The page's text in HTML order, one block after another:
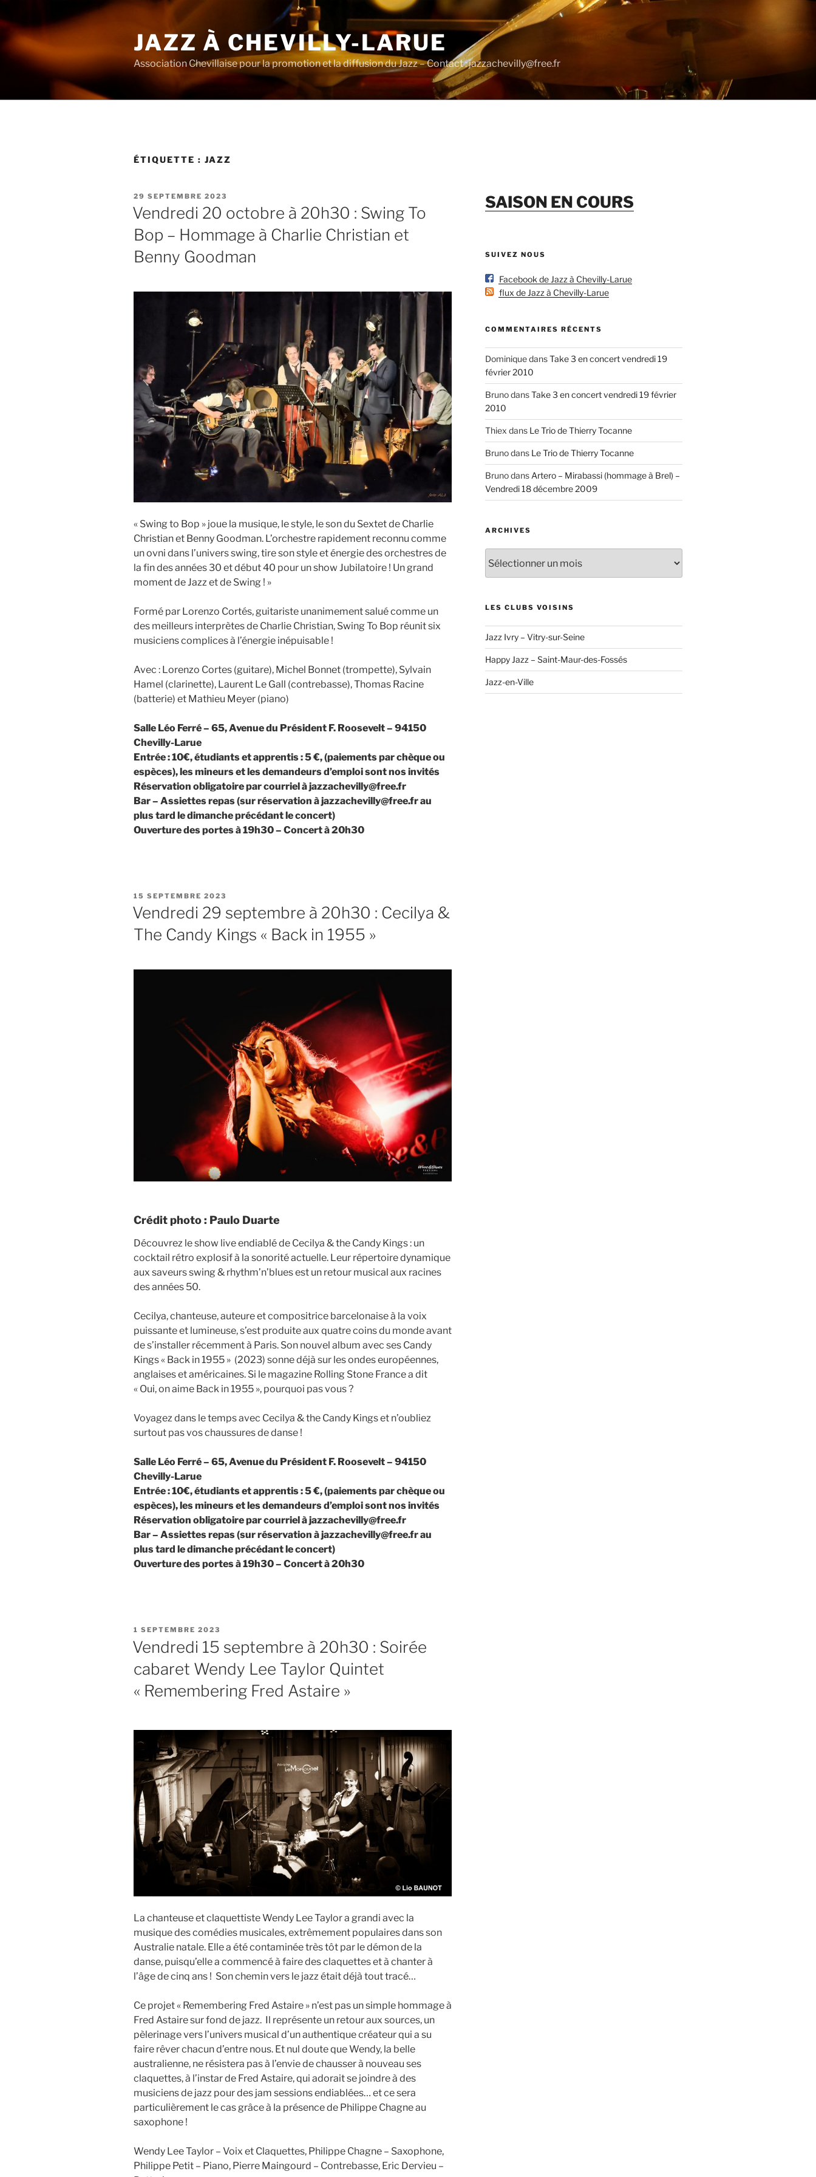
au
contenu
principal
JAZZ À CHEVILLY-LARUE
Association Chevillaise pour la promotion et la diffusion du Jazz – Contact : jazzachevilly@free.fr
ÉTIQUETTE : JAZZ
PUBLIÉ
LE
29 SEPTEMBRE 2023
Vendredi 20 octobre à 20h30 : Swing To
Bop – Hommage à Charlie Christian et
Benny Goodman
« Swing to Bop » joue la musique, le style, le son du Sextet de Charlie
Christian et Benny Goodman. L’orchestre rapidement reconnu comme
un ovni dans l’univers swing, tire son style et énergie des orchestres de
la fin des années 30 et début 40 pour un show Jubilatoire ! Un grand
moment de Jazz et de Swing ! »
Formé par Lorenzo Cortés, guitariste unanimement salué comme un
des meilleurs interprètes de Charlie Christian, Swing To Bop réunit six
musiciens complices à l’énergie inépuisable !
Avec : Lorenzo Cortes (guitare), Michel Bonnet (trompette), Sylvain
Hamel (clarinette), Laurent Le Gall (contrebasse), Thomas Racine
(batterie) et Mathieu Meyer (piano)
Salle Léo Ferré – 65, Avenue du Président F. Roosevelt – 94150
Chevilly-Larue
Entrée : 10€, étudiants et apprentis : 5 €, (paiements par chèque ou
espèces), les mineurs et les demandeurs d’emploi sont nos invités
Réservation obligatoire par courriel à jazzachevilly@free.fr
Bar – Assiettes repas (sur réservation à jazzachevilly@free.fr au
plus tard le dimanche précédant le concert)
Ouverture des portes à 19h30 – Concert à 20h30
PUBLIÉ
LE
15 SEPTEMBRE 2023
Vendredi 29 septembre à 20h30 : Cecilya &
The Candy Kings « Back in 1955 »
Crédit photo : Paulo Duarte
Découvrez le show live endiablé de Cecilya & the Candy Kings : un
cocktail rétro explosif à la sonorité actuelle. Leur répertoire dynamique
aux saveurs swing & rhythm’n’blues est un retour musical aux racines
des années 50.
Cecilya, chanteuse, auteure et compositrice barcelonaise à la voix
puissante et lumineuse, s’est produite aux quatre coins du monde avant
de s’installer récemment à Paris. Son nouvel album avec ses Candy
Kings « Back in 1955 » (2023) sonne déjà sur les ondes européennes,
anglaises et américaines. Si le magazine Rolling Stone France a dit
« Oui, on aime Back in 1955 », pourquoi pas vous ?
Voyagez dans le temps avec Cecilya & the Candy Kings et n’oubliez
surtout pas vos chaussures de danse !
Salle Léo Ferré – 65, Avenue du Président F. Roosevelt – 94150
Chevilly-Larue
Entrée : 10€, étudiants et apprentis : 5 €, (paiements par chèque ou
espèces), les mineurs et les demandeurs d’emploi sont nos invités
Réservation obligatoire par courriel à jazzachevilly@free.fr
Bar – Assiettes repas (sur réservation à jazzachevilly@free.fr au
plus tard le dimanche précédant le concert)
Ouverture des portes à 19h30 – Concert à 20h30
PUBLIÉ
LE
1 SEPTEMBRE 2023
Vendredi 15 septembre à 20h30 : Soirée
cabaret Wendy Lee Taylor Quintet
« Remembering Fred Astaire »
La chanteuse et claquettiste Wendy Lee Taylor a grandi avec la
musique des comédies musicales, extrêmement populaires dans son
Australie natale. Elle a été contaminée très tôt par le démon de la
danse, puisqu’elle a commencé à faire des claquettes et à chanter à
l’âge de cinq ans ! Son chemin vers le jazz était déjà tout tracé…
Ce projet « Remembering Fred Astaire » n’est pas un simple hommage à
Fred Astaire sur fond de jazz. Il représente un retour aux sources, un
pèlerinage vers l’univers musical d’un authentique créateur qui a su
faire rêver chacun d’entre nous. Et nul doute que Wendy, la belle
australienne, ne résistera pas à l’envie de chausser à nouveau ses
claquettes, à l’instar de Fred Astaire, qui adorait se joindre à des
musiciens de jazz pour des jam sessions endiablées… et ce sera
particulièrement le cas grâce à la présence de Philippe Chagne au
saxophone !
Wendy Lee Taylor – Voix et Claquettes, Philippe Chagne – Saxophone,
Philippe Petit – Piano, Pierre Maingourd – Contrebasse, Eric Dervieu –
SAISON EN COURS
SUIVEZ NOUS
Facebook de Jazz à Chevilly-Larue
flux de Jazz à Chevilly-Larue
COMMENTAIRES RÉCENTS
DominiquedansTake 3 en concert vendredi 19
février 2010
BrunodansTake 3 en concert vendredi 19 février
2010
Thiex dans Le Trio de Thierry Tocanne
Brunodans Le Trio de Thierry Tocanne
Brunodans Artero – Mirabassi (hommage à Brel) –
Vendredi 18 décembre 2009
ARCHIVES
LES CLUBS VOISINS
Jazz Ivry – Vitry-sur-Seine
Happy Jazz – Saint-Maur-des-Fossés
Jazz-en-Ville